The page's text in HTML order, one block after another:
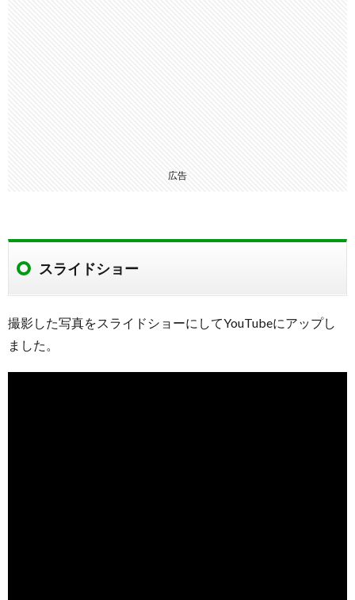
広告
スライドショー
撮影した写真をスライドショーにしてYouTubeにアップし
ました。